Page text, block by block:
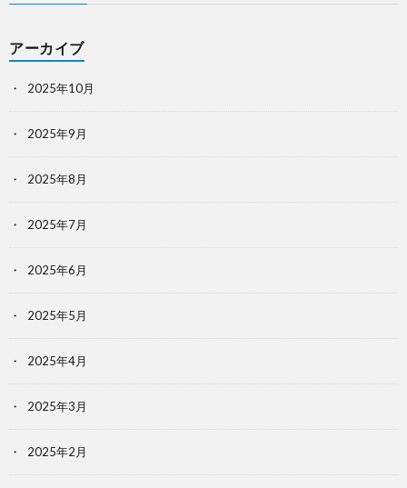
アーカイブ
2025年10月
2025年9月
2025年8月
2025年7月
2025年6月
2025年5月
2025年4月
2025年3月
2025年2月